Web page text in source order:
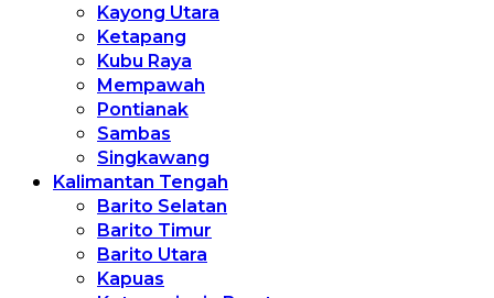
Kayong Utara
Ketapang
Kubu Raya
Mempawah
Pontianak
Sambas
Singkawang
Kalimantan Tengah
Barito Selatan
Barito Timur
Barito Utara
Kapuas